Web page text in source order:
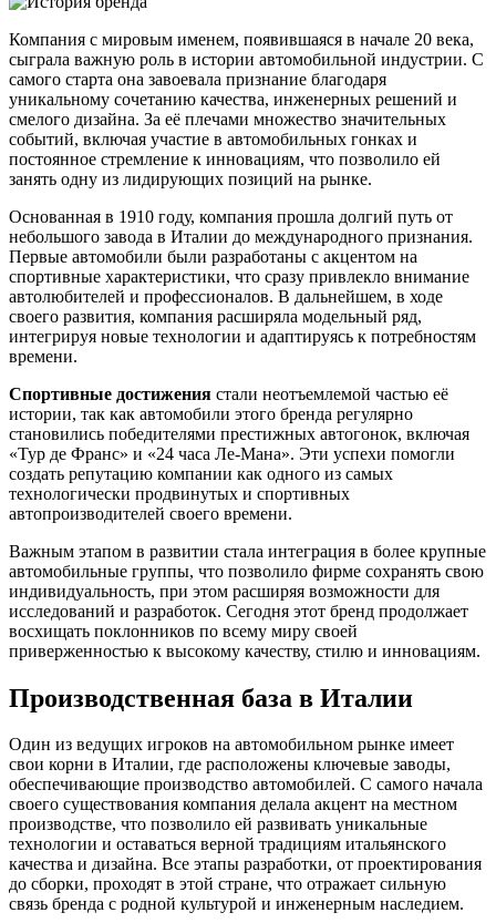
Компания с мировым именем, появившаяся в начале 20 века,
сыграла важную роль в истории автомобильной индустрии. С
самого старта она завоевала признание благодаря
уникальному сочетанию качества, инженерных решений и
смелого дизайна. За её плечами множество значительных
событий, включая участие в автомобильных гонках и
постоянное стремление к инновациям, что позволило ей
занять одну из лидирующих позиций на рынке.
Основанная в 1910 году, компания прошла долгий путь от
небольшого завода в Италии до международного признания.
Первые автомобили были разработаны с акцентом на
спортивные характеристики, что сразу привлекло внимание
автолюбителей и профессионалов. В дальнейшем, в ходе
своего развития, компания расширяла модельный ряд,
интегрируя новые технологии и адаптируясь к потребностям
времени.
Спортивные достижения стали неотъемлемой частью её
истории, так как автомобили этого бренда регулярно
становились победителями престижных автогонок, включая
«Тур де Франс» и «24 часа Ле-Мана». Эти успехи помогли
создать репутацию компании как одного из самых
технологически продвинутых и спортивных
автопроизводителей своего времени.
Важным этапом в развитии стала интеграция в более крупные
автомобильные группы, что позволило фирме сохранять свою
индивидуальность, при этом расширяя возможности для
исследований и разработок. Сегодня этот бренд продолжает
восхищать поклонников по всему миру своей
приверженностью к высокому качеству, стилю и инновациям.
Производственная база в Италии
Один из ведущих игроков на автомобильном рынке имеет
свои корни в Италии, где расположены ключевые заводы,
обеспечивающие производство автомобилей. С самого начала
своего существования компания делала акцент на местном
производстве, что позволило ей развивать уникальные
технологии и оставаться верной традициям итальянского
качества и дизайна. Все этапы разработки, от проектирования
до сборки, проходят в этой стране, что отражает сильную
связь бренда с родной культурой и инженерным наследием.